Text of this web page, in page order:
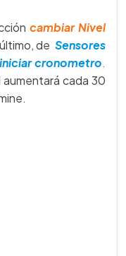
cambiar Nivel
deSensores
cronometro.
aumentará cada 30